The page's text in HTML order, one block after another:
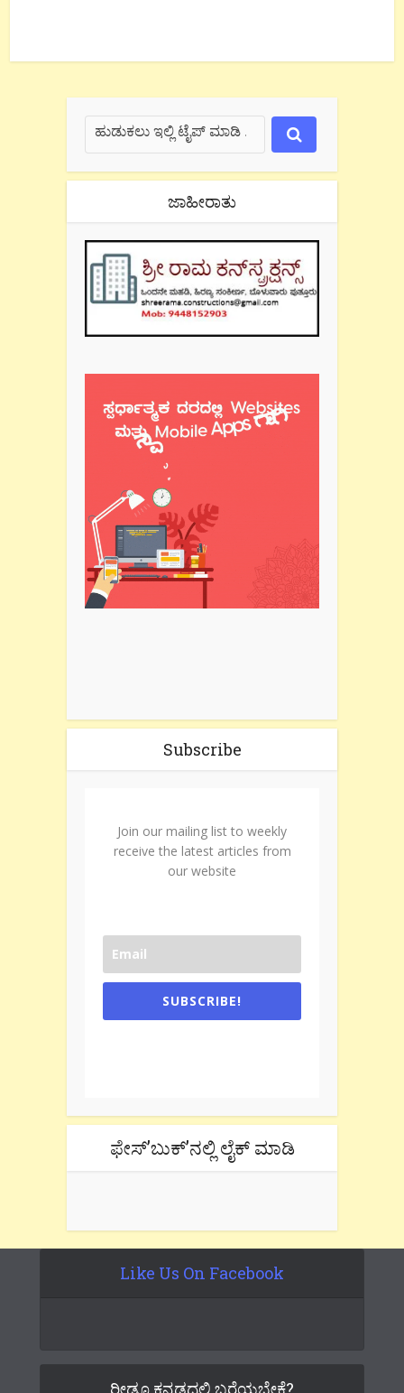
ಜಾಹೀರಾತು
Subscribe
Join our mailing list to weekly
receive the latest articles from
our website
SUBSCRIBE!
ಫೇಸ್’ಬುಕ್’ನಲ್ಲಿ ಲೈಕ್ ಮಾಡಿ
Like Us On Facebook
ರೀಡೂ ಕನ್ನಡದಲ್ಲಿ ಬರೆಯಬೇಕೆ?